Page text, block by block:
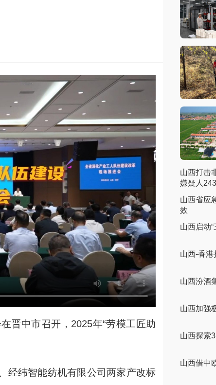
中市召开，2025年“劳模工匠助
纬智能纺机有限公司两家产改标
山西打击
嫌疑人
山西省应
效
山西启动
山西-香
山西汾酒
山西加强
山西探索
山西借中